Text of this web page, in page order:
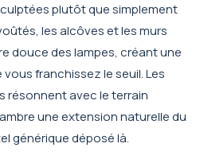
plutôt que simplement
les alcôves et les murs
douce des lampes, créant une
franchissez le seuil. Les
résonnent avec le terrain
une extension naturelle du
générique déposé là.